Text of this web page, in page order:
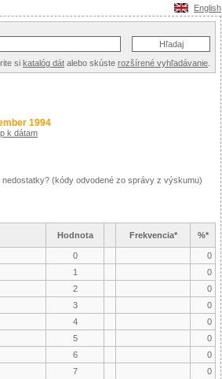
English
si katalóg dát alebo skúste rozšírené vyhľadávanie
1994
k dátam
nedostatky? (kódy odvodené zo správy z výskumu)
Hodnota Frekvencia* %*
0
0
1
0
2
0
3
0
4
0
5
0
6
0
7
0